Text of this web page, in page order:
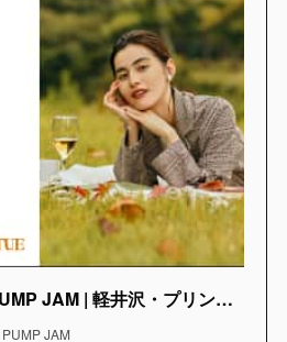
2024 BMX & MTB PUMP JAM | 軽井沢・プリンスショッピングプラザ
JAM